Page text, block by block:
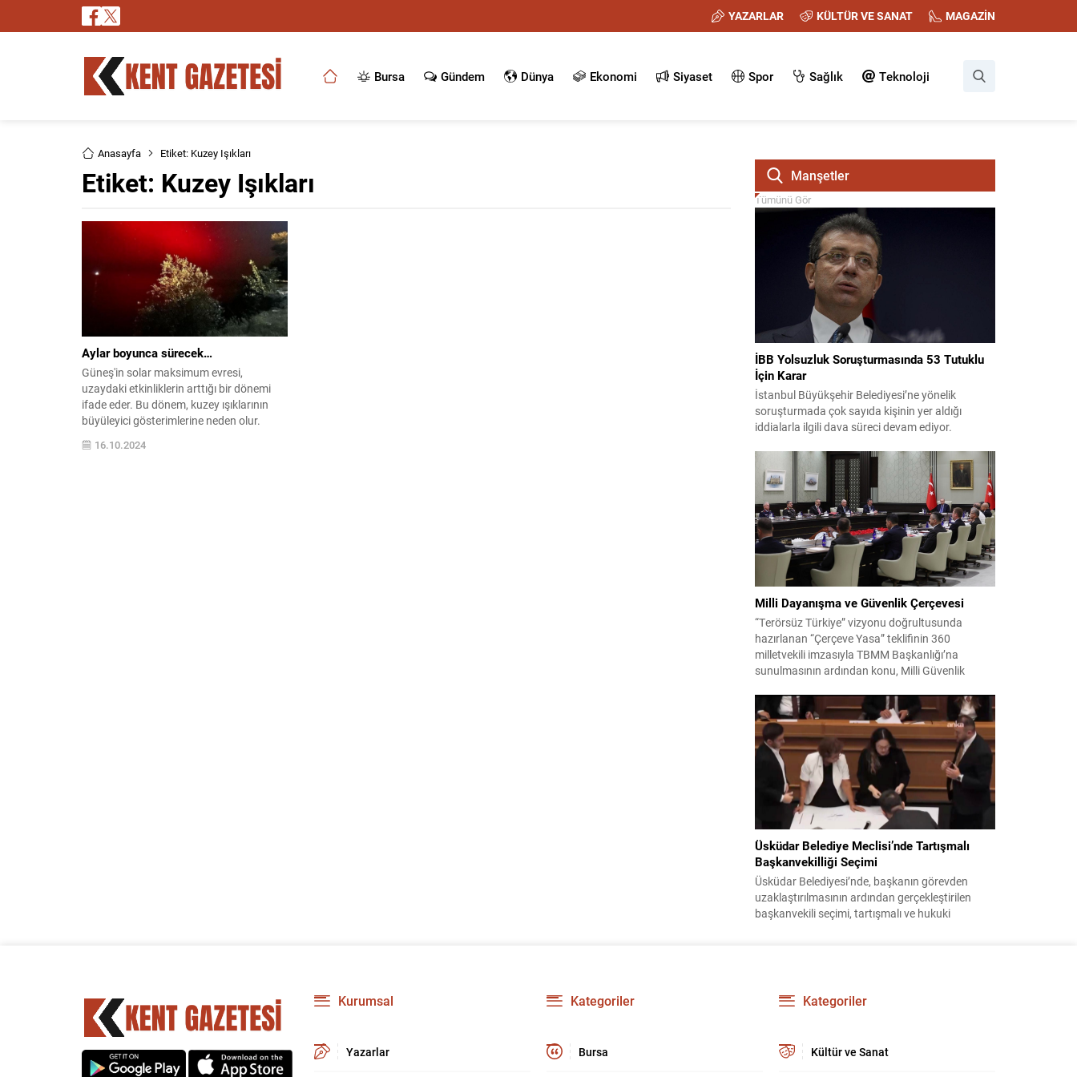
YAZARLAR KÜLTÜR VE SANAT MAGAZİN
Bursa Gündem Dünya Ekonomi Siyaset Spor Sağlık Teknoloji
Anasayfa Etiket: Kuzey Işıkları
Etiket: Kuzey Işıkları
Aylar boyunca sürecek…
Güneş'in solar maksimum evresi,
uzaydaki etkinliklerin arttığı bir dönemi
ifade eder. Bu dönem, kuzey ışıklarının
büyüleyici gösterimlerine neden olur.
Güneş'in etkileri ve kuzey ışıklarının
güzellikleri hakkında detaylı bilgi edinin.
16.10.2024
Manşetler
Tümünü Gör
İBB Yolsuzluk Soruşturmasında 53 Tutuklu
İçin Karar
İstanbul Büyükşehir Belediyesi’ne yönelik
soruşturmada çok sayıda kişinin yer aldığı
iddialarla ilgili dava süreci devam ediyor.
sanıkların tutukluluk hallerini ayrı ayrı
değerlendirdi. İnceleme sonucunda, aralarında
Ekrem İmamoğlu’nun da bulunduğu 53 tutuklu
hakkında tutukluluk hallerinin sürdürülmesine
karar verildi. İddialar ve değerlendirilen talepler
Soruşturma kapsamında sanıklara yöneltilen...
Milli Dayanışma ve Güvenlik Çerçevesi
“Terörsüz Türkiye” vizyonu doğrultusunda
hazırlanan “Çerçeve Yasa” teklifinin 360
milletvekili imzasıyla TBMM Başkanlığı’na
sunulmasının ardından konu, Milli Güvenlik
Toplantı sonrası yayımlanan sekiz maddelik
bildiri, ülke güvenliği ve bölgesel gelişmelere dair
değerlendirmeleri içermektedir. Yaklaşık 2 saat
15 dakika süren oturumun sonuç metninde;
terörle mücadele, bölgesel istikrar,...
Üsküdar Belediye Meclisi’nde Tartışmalı
Başkanvekilliği Seçimi
Üsküdar Belediyesi’nde, başkanın görevden
uzaklaştırılmasının ardından gerçekleştirilen
başkanvekili seçimi, tartışmalı ve hukuki
kamuoyunda tepkilere yol açtı. Seçim sürecinde
yaşanan gelişmeler, parti grupları arasındaki
Kurumsal
Yazarlar
Kategoriler
Bursa
Kategoriler
Kültür ve Sanat